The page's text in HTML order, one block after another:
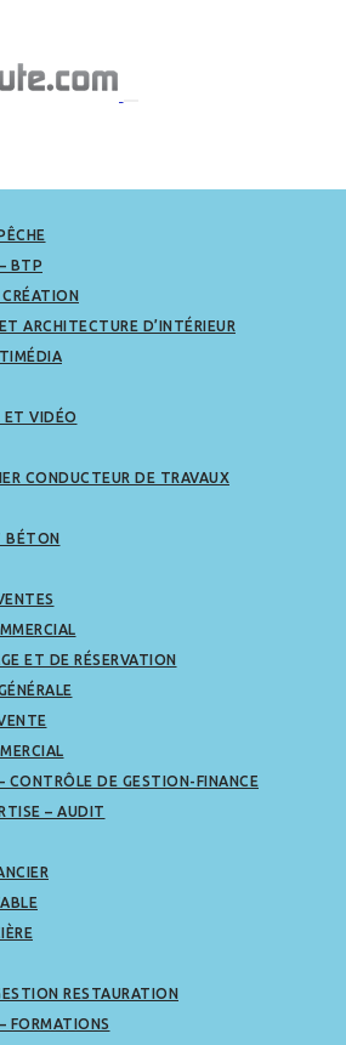
BTP
ARCHITECTURE D’INTÉRIEUR
ET VIDÉO
CONDUCTEUR DE TRAVAUX
BÉTON
ET DE RÉSERVATION
CONTRÔLE DE GESTION-FINANCE
– AUDIT
RESTAURATION
FORMATIONS